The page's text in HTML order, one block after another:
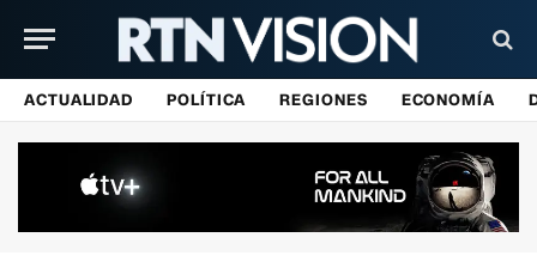
ACTUALIDAD POLÍTICA REGIONES ECONOMÍA